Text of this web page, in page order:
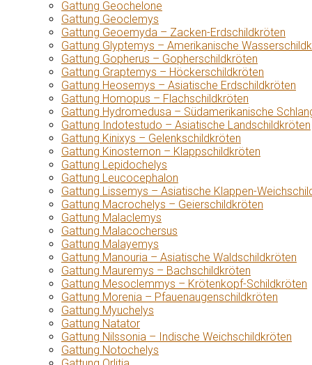
Gattung Geochelone
Gattung Geoclemys
Gattung Geoemyda – Zacken-Erdschildkröten
Gattung Glyptemys – Amerikanische
Gattung Gopherus – Gopherschildkröten
Gattung Graptemys – Höckerschildkröten
Gattung Heosemys – Asiatische Erdschildkröten
Gattung Homopus – Flachschildkröten
Gattung Hydromedusa – Südamerikanische
Gattung Indotestudo – Asiatische Landschildkröten
Gattung Kinixys – Gelenkschildkröten
Gattung Kinosternon – Klappschildkröten
Gattung Lepidochelys
Gattung Leucocephalon
Gattung Lissemys – Asiatische Klappen-
Gattung Macrochelys – Geierschildkröten
Gattung Malaclemys
Gattung Malacochersus
Gattung Malayemys
Gattung Manouria – Asiatische Waldschildkröten
Gattung Mauremys – Bachschildkröten
Gattung Mesoclemmys – Krötenkopf-Schildkröten
Gattung Morenia – Pfauenaugenschildkröten
Gattung Myuchelys
Gattung Natator
Gattung Nilssonia – Indische Weichschildkröten
Gattung Notochelys